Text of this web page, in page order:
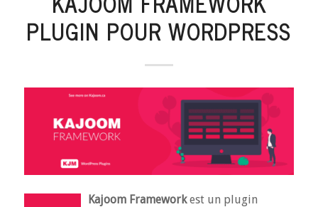
PLUGIN POUR WORDPRESS
Kajoom Frameworkest un plugin